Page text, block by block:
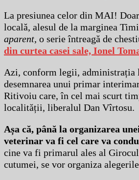
La presiunea celor din MAI!
locală, alesul de la marginea
aparent, o serie întreagă de
din curtea casei sale, Ionel
Azi, conform legii, administrația
desemnarea unui primar
Ritivoiu care, în cel mai scurt
localității, liberalul Dan Vîrtosu.
Așa că, până la organizarea
veterinar va fi cel care va
cine va fi primarul ales al
cutumei, se vor organiza